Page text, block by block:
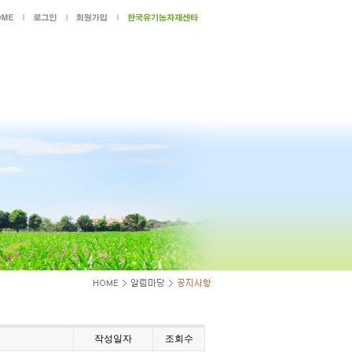
작성일자 조회수